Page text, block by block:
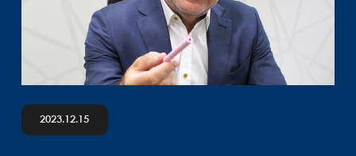
2023.12.15